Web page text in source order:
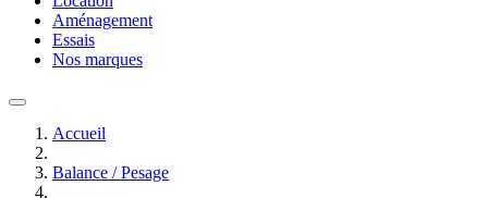
Aménagement
Essais
Nos marques
Accueil
Balance / Pesage